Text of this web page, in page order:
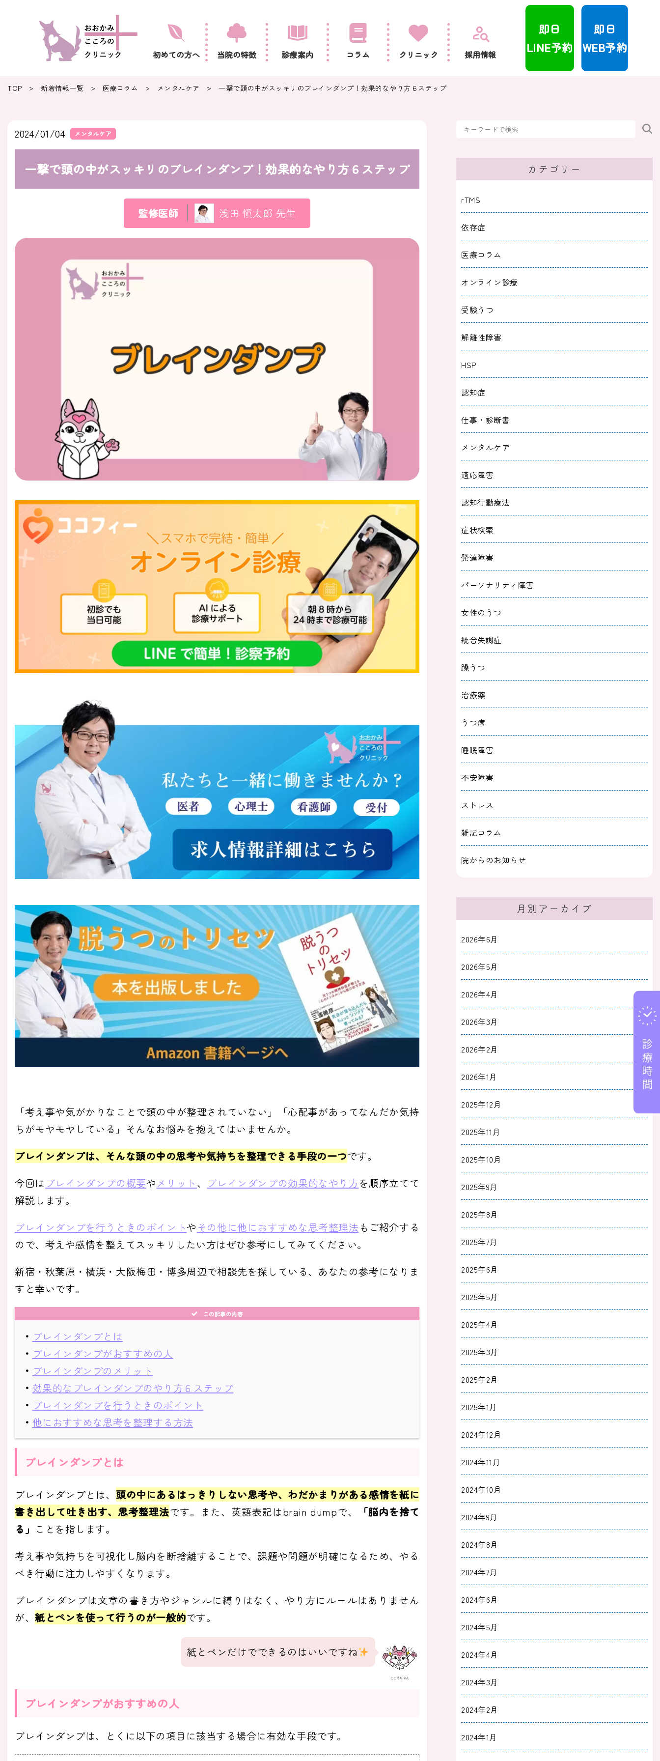
初めての方へ 当院の特徴 診療案内 コラム クリニック 採用情報
即日
LINE予約
即日
WEB予約
TOP > 新着情報一覧 > 医療コラム > メンタルケア > 一撃で頭の中がスッキリのブレインダンプ！効果的なやり方６ステップ
2024/01/04 メンタルケア
一撃で頭の中がスッキリのブレインダンプ！効果的なやり方６ステップ
監修医師 浅田 愼太郎 先生
「考え事や気がかりなことで頭の中が整理されていない」「心配事があってなんだか気持
ちがモヤモヤしている」そんなお悩みを抱えてはいませんか。
ブレインダンプは、そんな頭の中の思考や気持ちを整理できる手段の一つです。
今回は ブレインダンプの概要やメリット 、 ブレインダンプの効果的なやり方を順序立てて
解説します。
ブレインダンプを行うときのポイントやその他に他におすすめな思考整理法 もご紹介する
ので、考えや感情を整えてスッキリしたい方はぜひ参考にしてみてください。
新宿・秋葉原・横浜・大阪梅田・博多周辺で相談先を探している、あなたの参考になりま
すと幸いです。
この記事の内容
・ ブレインダンプとは
・ ブレインダンプがおすすめの人
・ ブレインダンプのメリット
・ 効果的なブレインダンプのやり方６ステップ
・ ブレインダンプを行うときのポイント
・ 他におすすめな思考を整理する方法
ブレインダンプとは
ブレインダンプとは、頭の中にあるはっきりしない思考や、わだかまりがある感情を紙に
書き出して吐き出す、思考整理法です。また、英語表記はbrain dumpで、
「脳内を捨て
る」 ことを指します。
考え事や気持ちを可視化し脳内を断捨離することで、課題や問題が明確になるため、やる
べき行動に注力しやすくなります。
ブレインダンプは文章の書き方やジャンルに縛りはなく、やり方にルールはありません
が、 紙とペンを使って行うのが一般的です。
こころちゃん
紙とペンだけでできるのはいいですね
ブレインダンプがおすすめの人
ブレインダンプは、とくに以下の項目に該当する場合に有効な手段です。
カテゴリー
rTMS
依存症
医療コラム
オンライン診療
受験うつ
解離性障害
HSP
認知症
仕事・診断書
メンタルケア
適応障害
認知行動療法
症状検索
発達障害
パーソナリティ障害
女性のうつ
統合失調症
躁うつ
治療薬
うつ病
睡眠障害
不安障害
ストレス
雑記コラム
院からのお知らせ
月別アーカイブ
2026年6月
2026年5月
2026年4月
2026年3月
2026年2月
2026年1月
2025年12月
2025年11月
2025年10月
2025年9月
2025年8月
2025年7月
2025年6月
2025年5月
2025年4月
2025年3月
2025年2月
2025年1月
2024年12月
2024年11月
2024年10月
2024年9月
2024年8月
2024年7月
2024年6月
2024年5月
2024年4月
2024年3月
2024年2月
2024年1月